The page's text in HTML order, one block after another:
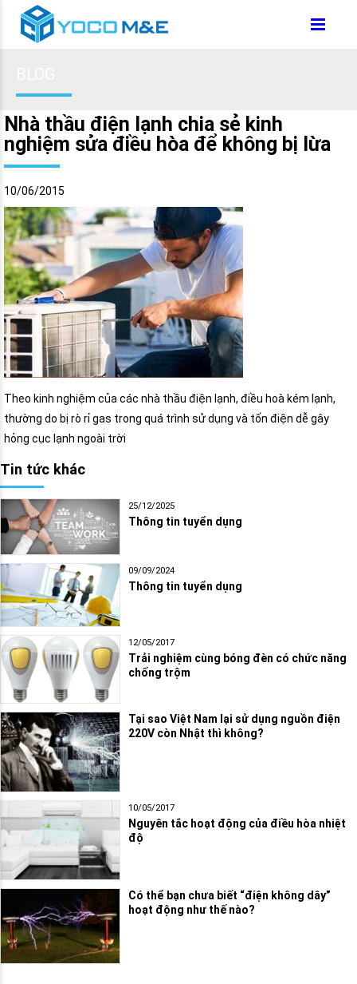
Nhà thầu điện lạnh chia sẻ kinh
nghiệm sửa điều hòa để không bị lừa
10/06/2015
Theo kinh nghiệm của các nhà thầu điện lạnh, điều hoà kém lạnh,
thường do bị rò rỉ gas trong quá trình sử dụng và tốn điện dễ gây
hỏng cục lạnh ngoài trời
Tin tức khác
25/12/2025
Thông tin tuyển dụng
09/09/2024
Thông tin tuyển dụng
12/05/2017
Trải nghiệm cùng bóng đèn có chức năng
chống trộm
Tại sao Việt Nam lại sử dụng nguồn điện
220V còn Nhật thì không?
10/05/2017
Nguyên tắc hoạt động của điều hòa nhiệt
độ
Có thể bạn chưa biết “điện không dây”
hoạt động như thế nào?